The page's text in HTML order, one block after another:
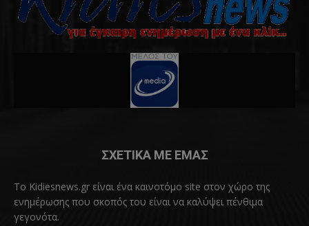
ΣΧΕΤΙΚΑ ΜΕ ΕΜΑΣ
Το Kidiesnews.gr είναι ένα καινοτόμο site στον χώρο της
ενημέρωσης που σκοπός του είναι να καλύψει πένθιμα
γεγονότα.